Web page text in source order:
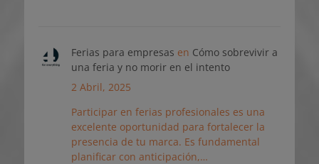
Ferias para empresas en Cómo sobrevivir a
una feria y no morir en el intento
2 Abril, 2025
Participar en ferias profesionales es una
excelente oportunidad para fortalecer la
presencia de tu marca. Es fundamental
planificar con anticipación,…